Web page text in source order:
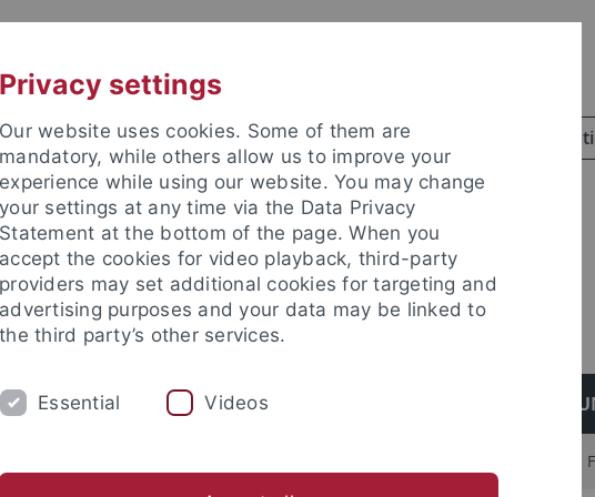
STUDIUM
Privacy settings
Our website uses cookies. Some of them are
mandatory, while others allow us to improve your
experience while using our website. You may change
your settings at any time via the Data Privacy
Statement at the bottom of the page. When you
accept the cookies for video playback, third-party
providers may set additional cookies for targeting and
advertising purposes and your data may be linked to
the third party’s other services.
Essential Videos